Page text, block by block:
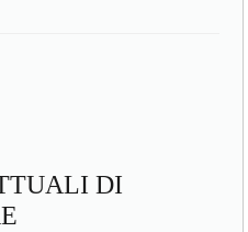
DI